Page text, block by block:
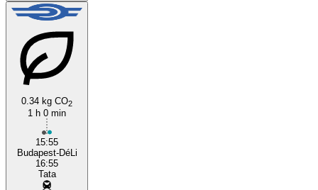
0.34 kg CO2
1 h 0 min
15:55
Budapest-DéLi
16:55
Tata